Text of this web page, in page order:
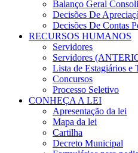
Balanço Geral
Decisões De
Decisões De Contas
RECURSOS HUMANOS
Servidores
Servidores
Lista de Estagiários e
Concursos
Processo Seletivo
CONHEÇA A LEI
Apresentação da lei
Mapa da lei
Cartilha
Decreto Municipal